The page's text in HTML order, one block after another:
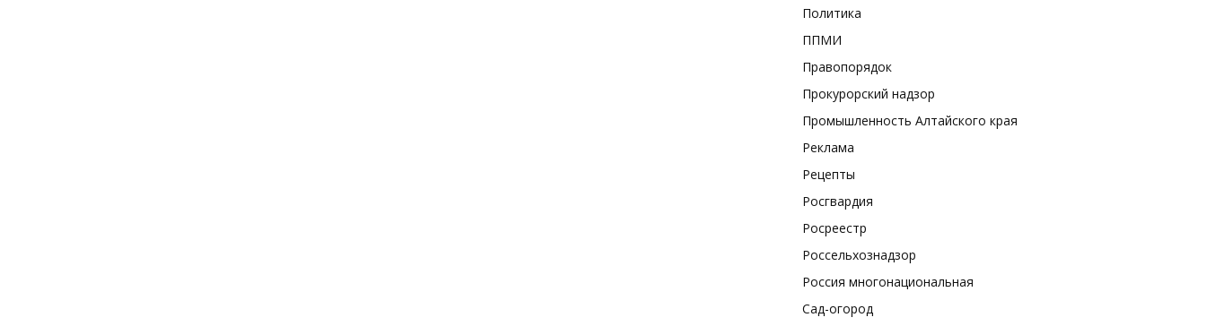
Политика
ППМИ
Правопорядок
Прокурорский надзор
Промышленность Алтайского края
Реклама
Рецепты
Росгвардия
Росреестр
Россельхознадзор
Россия многонациональная
Сад-огород